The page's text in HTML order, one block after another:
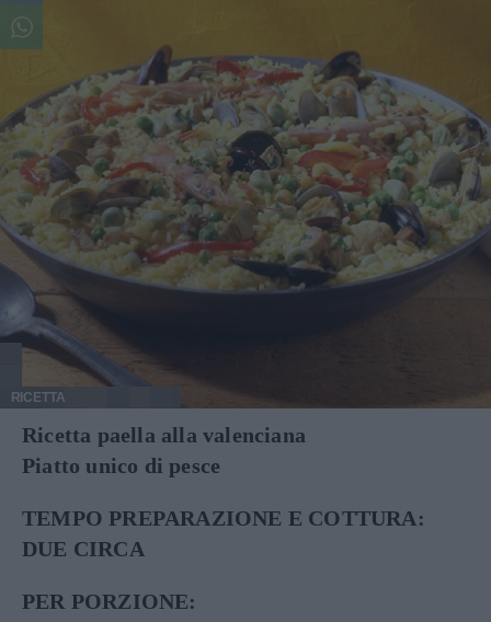
RICETTA
Ricetta paella alla valenciana
Piatto unico di pesce
TEMPO PREPARAZIONE E COTTURA:
DUE CIRCA
PER PORZIONE: